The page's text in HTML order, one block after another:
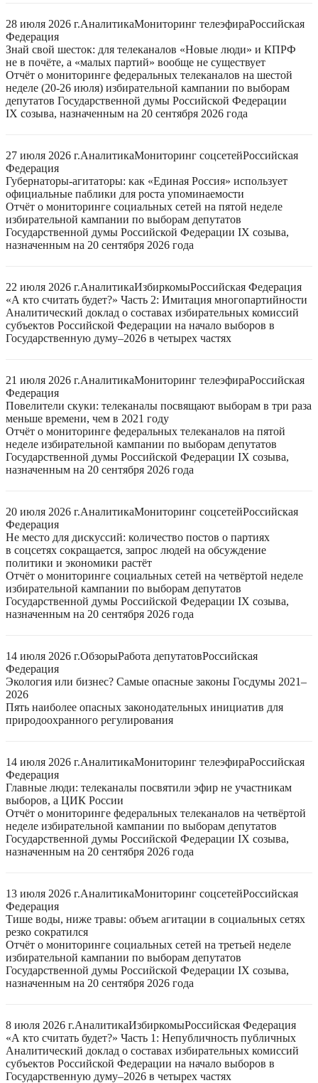
28 июля 2026 г.АналитикаМониторинг телеэфираРоссийская
Федерация
Знай свой шесток: для телеканалов «Новые люди» и КПРФ
не в почёте, а «малых партий» вообще не существует
Отчёт о мониторинге федеральных телеканалов на шестой
неделе (20-26 июля) избирательной кампании по выборам
депутатов Государственной думы Российской Федерации
IX созыва, назначенным на 20 сентября 2026 года
27 июля 2026 г.АналитикаМониторинг соцсетейРоссийская
Федерация
Губернаторы-агитаторы: как «Единая Россия» использует
официальные паблики для роста упоминаемости
Отчёт о мониторинге социальных сетей на пятой неделе
избирательной кампании по выборам депутатов
Государственной думы Российской Федерации IX созыва,
назначенным на 20 сентября 2026 года
22 июля 2026 г.АналитикаИзбиркомыРоссийская Федерация
«А кто считать будет?» Часть 2: Имитация многопартийности
Аналитический доклад о составах избирательных комиссий
субъектов Российской Федерации на начало выборов в
Государственную думу–2026 в четырех частях
21 июля 2026 г.АналитикаМониторинг телеэфираРоссийская
Федерация
Повелители скуки: телеканалы посвящают выборам в три раза
меньше времени, чем в 2021 году
Отчёт о мониторинге федеральных телеканалов на пятой
неделе избирательной кампании по выборам депутатов
Государственной думы Российской Федерации IX созыва,
назначенным на 20 сентября 2026 года
20 июля 2026 г.АналитикаМониторинг соцсетейРоссийская
Федерация
Не место для дискуссий: количество постов о партиях
в соцсетях сокращается, запрос людей на обсуждение
политики и экономики растёт
Отчёт о мониторинге социальных сетей на четвёртой неделе
избирательной кампании по выборам депутатов
Государственной думы Российской Федерации IX созыва,
назначенным на 20 сентября 2026 года
14 июля 2026 г.ОбзорыРабота депутатовРоссийская
Федерация
Экология или бизнес? Самые опасные законы Госдумы 2021–
2026
Пять наиболее опасных законодательных инициатив для
природоохранного регулирования
14 июля 2026 г.АналитикаМониторинг телеэфираРоссийская
Федерация
Главные люди: телеканалы посвятили эфир не участникам
выборов, а ЦИК России
Отчёт о мониторинге федеральных телеканалов на четвёртой
неделе избирательной кампании по выборам депутатов
Государственной думы Российской Федерации IX созыва,
назначенным на 20 сентября 2026 года
13 июля 2026 г.АналитикаМониторинг соцсетейРоссийская
Федерация
Тише воды, ниже травы: объем агитации в социальных сетях
резко сократился
Отчёт о мониторинге социальных сетей на третьей неделе
избирательной кампании по выборам депутатов
Государственной думы Российской Федерации IX созыва,
назначенным на 20 сентября 2026 года
8 июля 2026 г.АналитикаИзбиркомыРоссийская Федерация
«А кто считать будет?» Часть 1: Непубличность публичных
Аналитический доклад о составах избирательных комиссий
субъектов Российской Федерации на начало выборов в
Государственную думу–2026 в четырех частях